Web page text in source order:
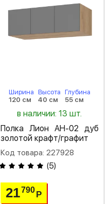
Ширина
120 см
Высота
40 см
Глубина
55 см
в наличии: 13 шт.
Полка Лион АН-02 дуб
золотой крафт/графит
Код товара: 227928
(5)
21790 Р